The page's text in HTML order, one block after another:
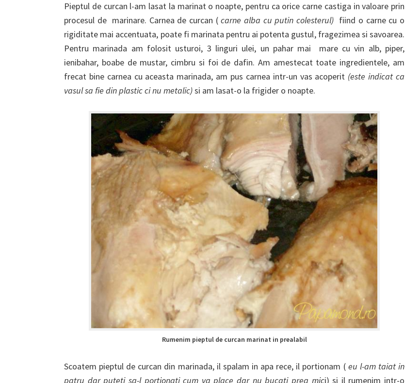
Pieptul de curcan l-am lasat la marinat o noapte, pentru ca orice carne castiga in valoare prin
procesul de marinare. Carnea de curcan (carne alba cu putin colesterul) fiind o carne cu o
rigiditate mai accentuata, poate fi marinata pentru ai potenta gustul, fragezimea si savoarea.
Pentru marinada am folosit usturoi, 3 linguri ulei, un pahar mai mare cu vin alb, piper,
ienibahar, boabe de mustar, cimbru si foi de dafin. Am amestecat toate ingredientele, am
frecat bine carnea cu aceasta marinada, am pus carnea intr-un vas acoperit (este indicat ca
vasul sa fie din plastic ci nu metalic)si am lasat-o la frigider o noapte.
Rumenim pieptul de curcan marinat in prealabil
Scoatem pieptul de curcan din marinada, il spalam in apa rece, il portionam (eu l-am taiat in
patru dar puteti sa-l portionati cum va place dar nu bucati prea mici) si il rumenim intr-o